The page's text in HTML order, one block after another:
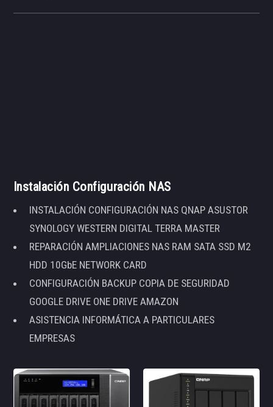
Instalación Configuración NAS
INSTALACIÓN CONFIGURACIÓN NAS QNAP ASUSTOR
SYNOLOGY WESTERN DIGITAL TERRA MASTER
REPARACIÓN AMPLIACIONES NAS RAM SATA SSD M2
HDD 10GbE NETWORK CARD
CONFIGURACIÓN BACKUP COPIA DE SEGURIDAD
GOOGLE DRIVE ONE DRIVE AMAZON
ASISTENCIA INFORMÁTICA A PARTICULARES
EMPRESAS